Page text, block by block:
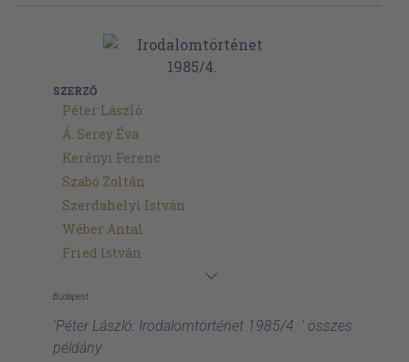
SZERZŐ
Péter László
Á. Serey Éva
Kerényi Ferenc
Szabó Zoltán
Szerdahelyi István
Wéber Antal
Fried István
Budapest
'Péter László: Irodalomtörténet 1985/4. ' összes
példány